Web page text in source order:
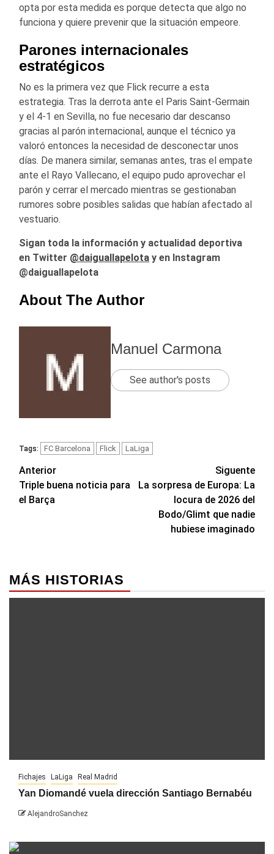
opta por esta medida es porque detecta que algo no
funciona y quiere prevenir que la situación empeore.
Parones internacionales
estratégicos
No es la primera vez que Flick recurre a esta
estrategia. Tras la derrota ante el Paris Saint-Germain
y el 4-1 en Sevilla, no fue necesario dar descanso
gracias al parón internacional, aunque el técnico ya
valoró entonces la necesidad de desconectar unos
días. De manera similar, semanas antes, tras el empate
ante el Rayo Vallecano, el equipo pudo aprovechar el
parón y cerrar el mercado mientras se gestionaban
rumores sobre posibles salidas que habían afectado al
vestuario.
Sigan toda la información y actualidad deportiva
en Twitter @daiguallapelota y en Instagram
@daiguallapelota
About The Author
Manuel Carmona
See author's posts
Tags: FC Barcelona Flick LaLiga
Navegación
de
Anterior
Triple buena noticia para
el Barça
Siguente
La sorpresa de Europa: La
locura de 2026 del
Bodo/Glimt que nadie
hubiese imaginado
MÁS HISTORIAS
Fichajes LaLiga Real Madrid
Yan Diomandé vuela dirección Santiago Bernabéu
AlejandroSanchez